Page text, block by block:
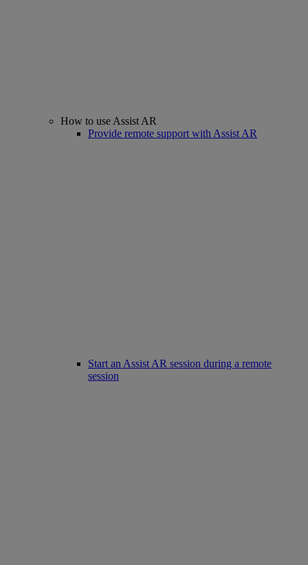
How to use Assist AR
Provide remote support with Assist AR
Start an Assist AR session during a remote
session